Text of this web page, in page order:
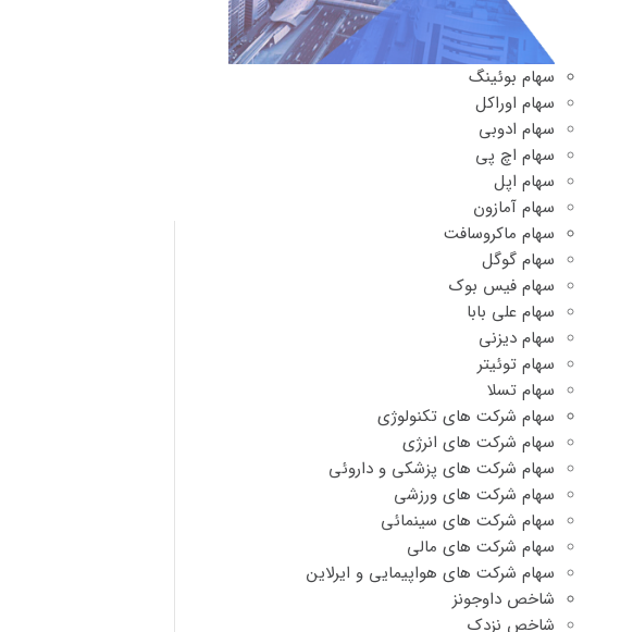
سهام بوئینگ
سهام اوراکل
سهام ادوبی
سهام اچ پی
سهام اپل
سهام آمازون
سهام ماکروسافت
سهام گوگل
سهام فیس بوک
سهام علی بابا
سهام دیزنی
سهام توئیتر
سهام تسلا
سهام شرکت های تکنولوژی
سهام شرکت های انرژی
سهام شرکت های پزشکی و داروئی
سهام شرکت های ورزشی
سهام شرکت های سینمائی
سهام شرکت های مالی
سهام شرکت های هواپیمایی و ایرلاین
شاخص داوجونز
شاخص نزدک